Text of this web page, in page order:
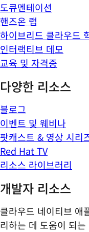
도큐멘테이션
핸즈온 랩
하이브리드 클라우드
인터랙티브 데모
교육 및 자격증
다양한 리소스
블로그
이벤트 및 웨비나
팟캐스트 & 영상 시리
Red Hat TV
리소스 라이브러리
개발자 리소스
클라우드 네이티브 애
리하는 데 도움이 되